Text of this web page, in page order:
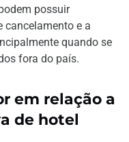
possuir
cancelamento e a
quando se
fora do país.
em relação a
de hotel